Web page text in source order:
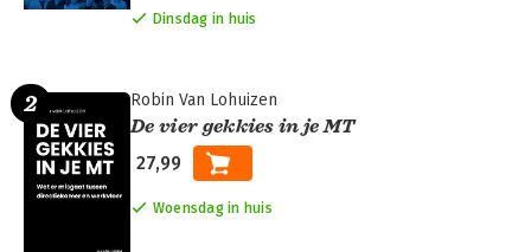
Dinsdag in huis
1
Robin Van Lohuizen
De vier gekkies in je MT
27,99
Woensdag in huis